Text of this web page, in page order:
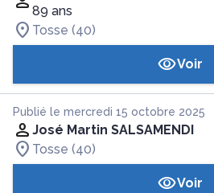
89 ans
Tosse (40)
Voir
Publié le mercredi 15 octobre 2025
José Martin SALSAMENDI
Tosse (40)
Voir